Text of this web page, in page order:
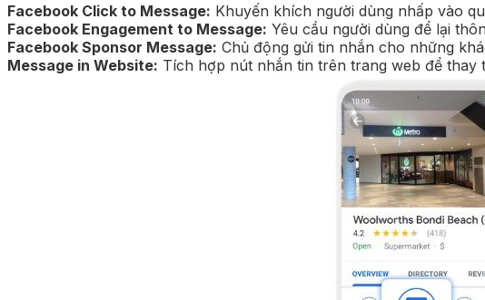
Facebook Click to Message: Khuyến khích người dùng nhấp vào
Facebook Engagement to Message: Yêu cầu người dùng để lại
Facebook Sponsor Message: Chủ động gửi tin nhắn cho những
Message in Website: Tích hợp nút nhắn tin trên trang web để thay